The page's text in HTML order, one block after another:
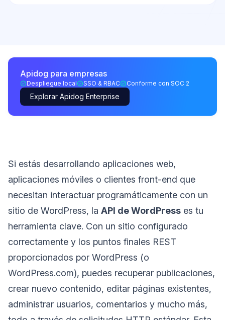
Apidog para empresas
Despliegue local SSO & RBAC Conforme con SOC 2
Explorar Apidog Enterprise
Si estás desarrollando aplicaciones web,
aplicaciones móviles o clientes front-end que
necesitan interactuar programáticamente con un
sitio de WordPress, la API de WordPress es tu
herramienta clave. Con un sitio configurado
correctamente y los puntos finales REST
proporcionados por WordPress (o
WordPress.com), puedes recuperar publicaciones,
crear nuevo contenido, editar páginas existentes,
administrar usuarios, comentarios y mucho más,